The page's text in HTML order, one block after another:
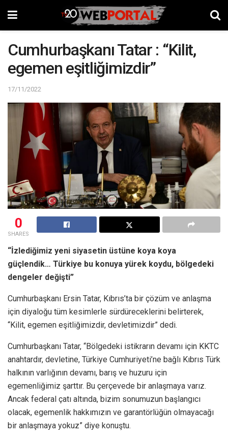
Cumhurbaşkanı Tatar : “Kilit,
egemen eşitliğimizdir”
17/11/2022
0
SHARES
“İzlediğimiz yeni siyasetin üstüne koya koya
güçlendik… Türkiye bu konuya yürek koydu, bölgedeki
dengeler değişti”
Cumhurbaşkanı Ersin Tatar, Kıbrıs’ta bir çözüm ve anlaşma
için diyaloğu tüm kesimlerle sürdüreceklerini belirterek,
“Kilit, egemen eşitliğimizdir, devletimizdir” dedi.
Cumhurbaşkanı Tatar, “Bölgedeki istikrarın devamı için KKTC
anahtardır, devletine, Türkiye Cumhuriyeti’ne bağlı Kıbrıs Türk
halkının varlığının devamı, barış ve huzuru için
egemenliğimiz şarttır. Bu çerçevede bir anlaşmaya varız.
Ancak federal çatı altında, bizim sonumuzun başlangıcı
olacak, egemenlik hakkımızın ve garantörlüğün olmayacağı
bir anlaşmaya yokuz” diye konuştu.